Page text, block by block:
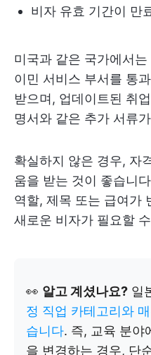
비자 유효 기간이 만
미국과 같은 국가에서
이민 서비스 부서를 통
받으며, 업데이트된 취
명서와 같은 추가 서류
확실하지 않은 경우, 자
움을 받는 것이 좋습니
역할, 제목 또는 급여가
새로운 비자가 필요할
👀 알고 계셨나요? 일
정 직업 카테고리와
습니다. 즉, 교육 분야
을 변경하는 경우, 단